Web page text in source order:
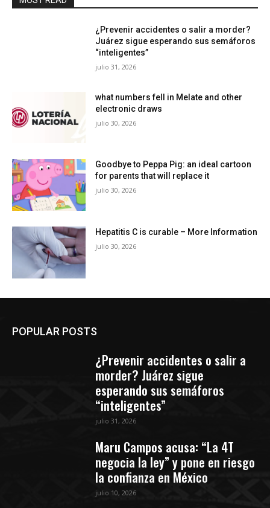
¿Prevenir accidentes o salir a morder?
Juárez sigue esperando sus semáforos
“inteligentes”
julio 31, 2026
what numbers fell in Melate and other
electronic draws
julio 30, 2026
Goodbye to Peppa Pig: an ideal cartoon
for parents that will replace it
julio 30, 2026
Hepatitis C is curable – More Information
julio 30, 2026
POPULAR POSTS
¿Prevenir accidentes o salir a
morder? Juárez sigue
esperando sus semáforos
“inteligentes”
julio 31, 2026
Maru Campos acusa: “La 4T
negocia la ley” y pone en riesgo
la confianza en México
julio 10, 2026